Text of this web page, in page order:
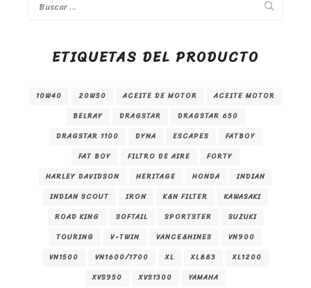
ETIQUETAS DEL PRODUCTO
10W40 20W50 ACEITE DE MOTOR
ACEITE MOTOR
BELRAY
DRAGSTAR
DRAGSTAR 650
DRAGSTAR 1100
DYNA ESCAPES
FATBOY
FAT BOY
FILTRO DE AIRE
FORTY
HARLEY DAVIDSON
HERITAGE HONDA
INDIAN
INDIAN SCOUT
IRON K&N FILTER
KAWASAKI
ROAD KING
SOFTAIL SPORTSTER
SUZUKI
TOURING
V-TWIN VANCE&HINES
VN900
VN1500
VN1600/1700 XL XL883
XL1200
XVS950
XVS1300 YAMAHA